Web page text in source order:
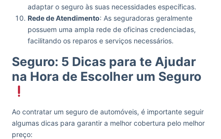
adaptar o seguro às suas necessidades específicas.
Rede de Atendimento: As seguradoras geralmente
possuem uma ampla rede de oficinas credenciadas,
facilitando os reparos e serviços necessários.
Seguro: 5 Dicas para te Ajudar
na Hora de Escolher um Seguro
Ao contratar um seguro de automóveis, é importante seguir
algumas dicas para garantir a melhor cobertura pelo melhor
preço: